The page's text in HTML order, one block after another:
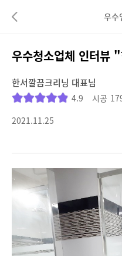
뒤로가기 우수
우수청소업체 인터뷰
한서깔끔크리닝 대표님
4.9 시공
2021.11.25